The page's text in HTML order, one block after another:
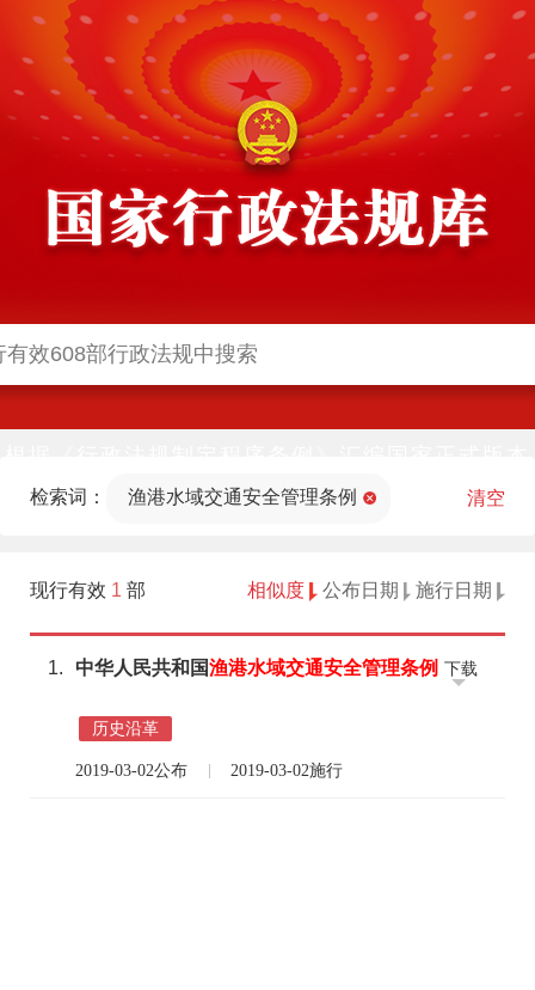
法部官网)同步公布
检索词： 渔港水域交通安全管理条例 清空
现行有效 1 部 相似度 公布日期 施行日期
1. 中华人民共和国渔港水域交通安全管理条例
历史沿革
2019-03-02公布 2019-03-02施行
下载